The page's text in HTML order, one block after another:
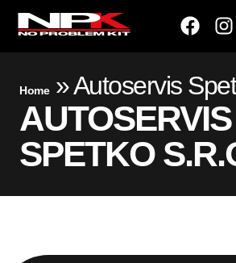
Home»Autoservis
AUTOSERVIS
SPETKO